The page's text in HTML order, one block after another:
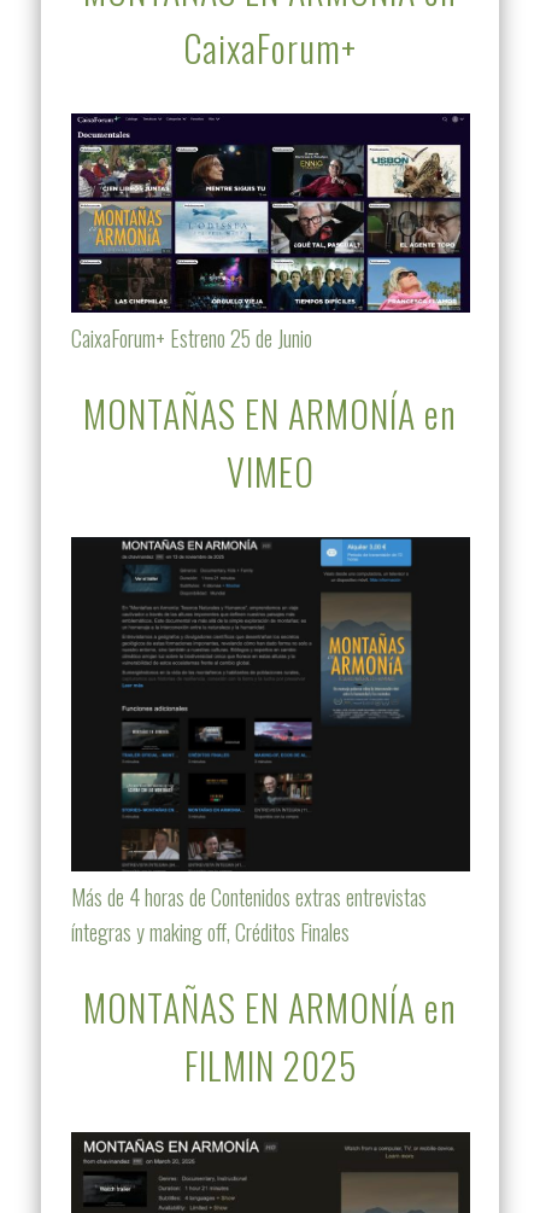
CaixaForum+
CaixaForum+ Estreno 25 de Junio
MONTAÑAS EN ARMONÍA en
VIMEO
Más de 4 horas de Contenidos extras entrevistas
íntegras y making off, Créditos Finales
MONTAÑAS EN ARMONÍA en
FILMIN 2025